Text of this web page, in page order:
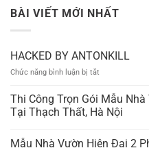
BÀI VIẾT MỚI NHẤT
HACKED BY ANTONKILL
Chức năng bình luận bị tắt
BY
ANTONKILL
Thi Công Trọn Gói Mẫu
Tại Thạch Thất, Hà Nội
Mẫu Nhà Vườn Hiện Đại 2